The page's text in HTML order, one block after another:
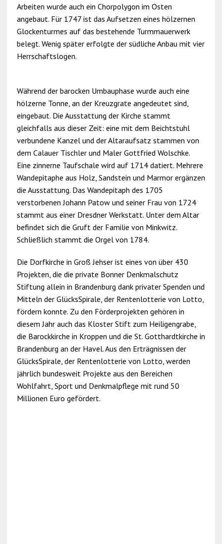
Arbeiten wurde auch ein Chorpolygon im Osten
angebaut. Für 1747 ist das Aufsetzen eines hölzernen
Glockenturmes auf das bestehende Turmmauerwerk
belegt. Wenig später erfolgte der südliche Anbau mit vier
Herrschaftslogen.
Während der barocken Umbauphase wurde auch eine
hölzerne Tonne, an der Kreuzgrate angedeutet sind,
eingebaut. Die Ausstattung der Kirche stammt
gleichfalls aus dieser Zeit: eine mit dem Beichtstuhl
verbundene Kanzel und der Altaraufsatz stammen von
dem Calauer Tischler und Maler Gottfried Wolschke.
Eine zinnerne Taufschale wird auf 1714 datiert. Mehrere
Wandepitaphe aus Holz, Sandstein und Marmor ergänzen
die Ausstattung. Das Wandepitaph des 1705
verstorbenen Johann Patow und seiner Frau von 1724
stammt aus einer Dresdner Werkstatt. Unter dem Altar
befindet sich die Gruft der Familie von Minkwitz.
Schließlich stammt die Orgel von 1784.
Die Dorfkirche in Groß Jehser ist eines von über 430
Projekten, die die private Bonner Denkmalschutz
Stiftung allein in Brandenburg dank privater Spenden und
Mitteln der GlücksSpirale, der Rentenlotterie von Lotto,
fördern konnte. Zu den Förderprojekten gehören in
diesem Jahr auch das Kloster Stift zum Heiligengrabe,
die Barockkirche in Kroppen und die St. Gotthardtkirche in
Brandenburg an der Havel. Aus den Erträgnissen der
GlücksSpirale, der Rentenlotterie von Lotto, werden
jährlich bundesweit Projekte aus den Bereichen
Wohlfahrt, Sport und Denkmalpflege mit rund 50
Millionen Euro gefördert.